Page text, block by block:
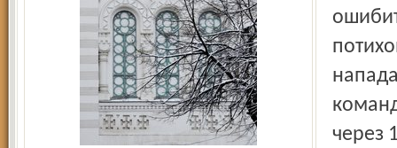
через